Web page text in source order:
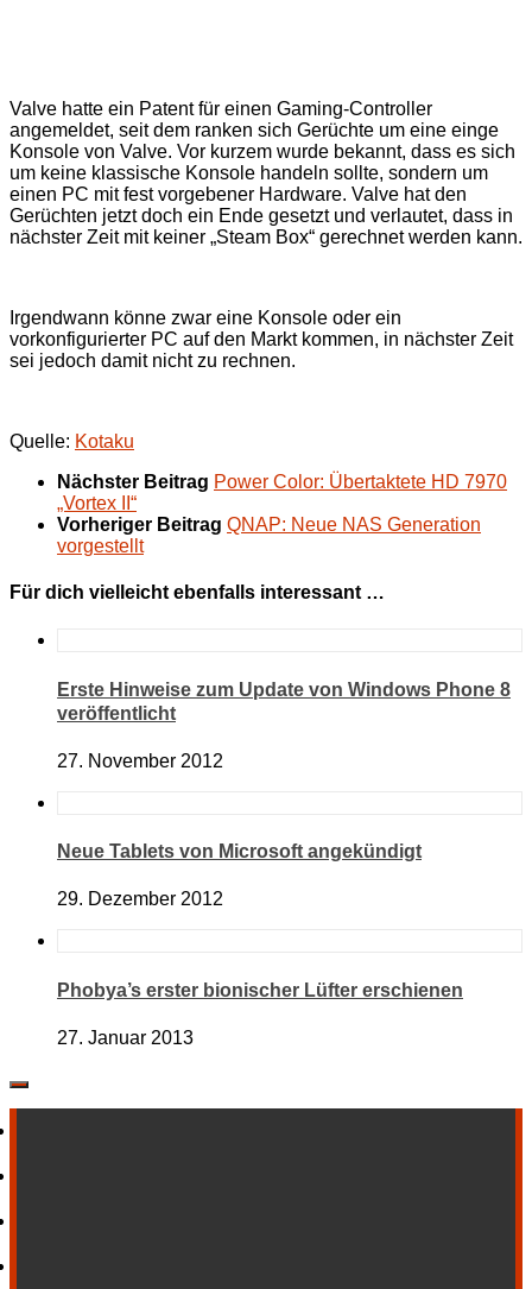
Valve hatte ein Patent für einen Gaming-Controller
angemeldet, seit dem ranken sich Gerüchte um eine einge
Konsole von Valve. Vor kurzem wurde bekannt, dass es sich
um keine klassische Konsole handeln sollte, sondern um
einen PC mit fest vorgebener Hardware. Valve hat den
Gerüchten jetzt doch ein Ende gesetzt und verlautet, dass in
nächster Zeit mit keiner „Steam Box“ gerechnet werden kann.
Irgendwann könne zwar eine Konsole oder ein
vorkonfigurierter PC auf den Markt kommen, in nächster Zeit
sei jedoch damit nicht zu rechnen.
Quelle: Kotaku
Nächster Beitrag Power Color: Übertaktete HD 7970
„Vortex II“
Vorheriger Beitrag QNAP: Neue NAS Generation
vorgestellt
Für dich vielleicht ebenfalls interessant …
Erste Hinweise zum Update von Windows Phone 8
veröffentlicht
27. November 2012
Neue Tablets von Microsoft angekündigt
29. Dezember 2012
Phobya’s erster bionischer Lüfter erschienen
27. Januar 2013